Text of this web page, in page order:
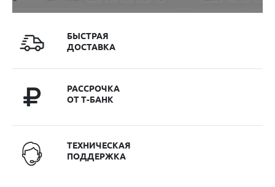
БЫСТРАЯ
ДОСТАВКА
РАССРОЧКА
ОТ Т-БАНК
ТЕХНИЧЕСКАЯ
ПОДДЕРЖКА